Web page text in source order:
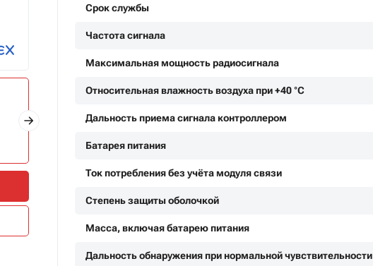
Срок службы
Частота сигнала
Максимальная мощность радиосигнала
Относительная влажность воздуха при +40 °С
Дальность приема сигнала контроллером
Батарея питания
Ток потребления без учёта модуля связи
Степень защиты оболочкой
Масса, включая батарею питания
Дальность обнаружения при нормальной чувствительности